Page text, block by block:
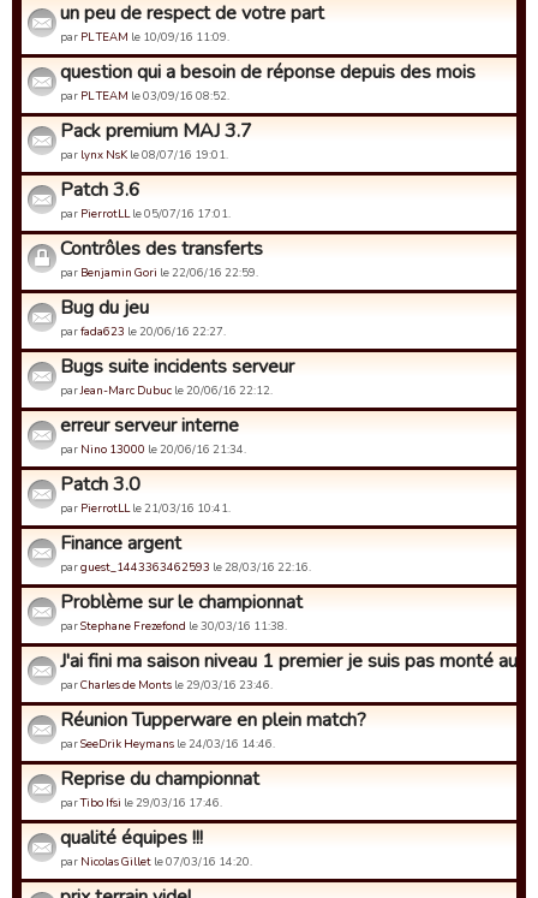
un peu de respect de votre part
par PL TEAM le 10/09/16 11:09.
question qui a besoin de réponse depuis des mois
par PL TEAM le 03/09/16 08:52.
Pack premium MAJ 3.7
par lynx NsK le 08/07/16 19:01.
Patch 3.6
par PierrotLLle 05/07/16 17:01.
Contrôles des transferts
par Benjamin Gori le 22/06/16 22:59.
Bug du jeu
parfada623 le 20/06/16 22:27.
Bugs suite incidents serveur
parJean-Marc Dubuc le 20/06/16 22:12.
erreur serveur interne
par Nino 13000 le 20/06/16 21:34.
Patch 3.0
par PierrotLLle 21/03/16 10:41.
Finance argent
parguest_1443363462593 le 28/03/16 22:16.
Problème sur le championnat
parStephane Frezefond le 30/03/16 11:38.
J'ai fini ma saison niveau 1 premier je suis pas monté au
parCharles de Monts le 29/03/16 23:46.
Réunion Tupperware en plein match?
parSeeDrik Heymans le 24/03/16 14:46.
Reprise du championnat
parTibo Ifsi le 29/03/16 17:46.
qualité équipes !!!
par Nicolas Gillet le 07/03/16 14:20.